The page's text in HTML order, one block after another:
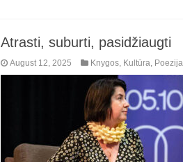
Atrasti, suburti, pasidžiaugti
August 12, 2025 Knygos, Kultūra Poezija